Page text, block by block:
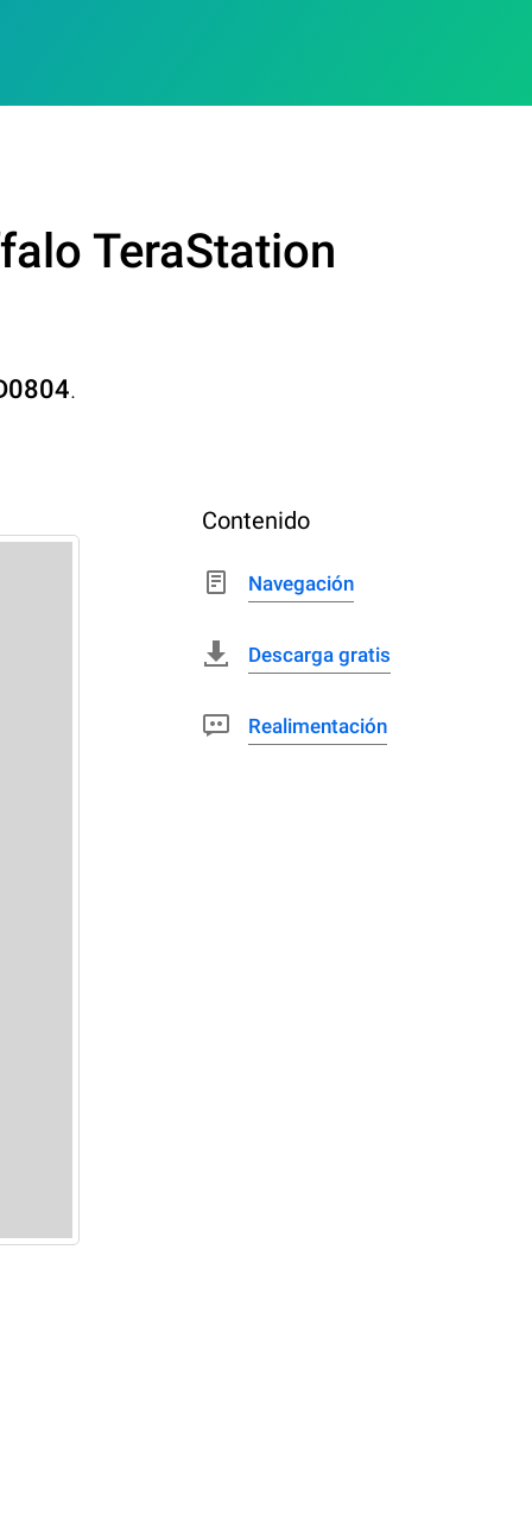
TeraStation
.
Contenido
Navegación
Descarga gratis
Realimentación